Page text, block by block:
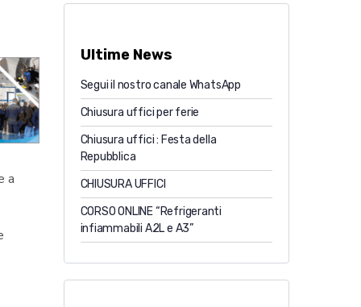
a
Ultime News
Segui il nostro canale WhatsApp
Chiusura uffici per ferie
Chiusura uffici : Festa della
Repubblica
CHIUSURA UFFICI
CORSO ONLINE “Refrigeranti
infiammabili A2L e A3”